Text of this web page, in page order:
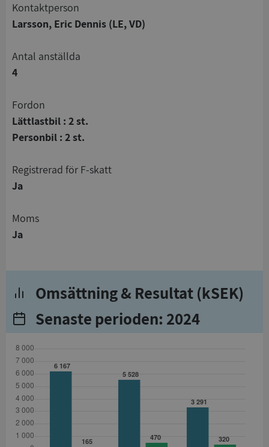
Kontaktperson
Larsson, Eric Dennis (LE, VD)
Antal anställda
4
Fordon
Lättlastbil : 2 st.
Personbil : 2 st.
registrerad för F-skatt
Ja
Moms
Ja
Omsättning & Resultat (kSEK)
Senaste perioden: 2024